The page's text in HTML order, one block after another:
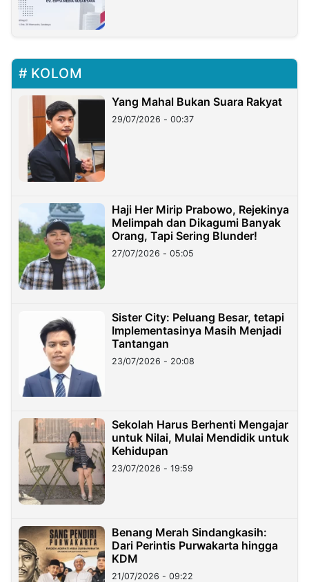
KOLOM
Yang Mahal Bukan Suara Rakyat
29/07/2026 - 00:37
Haji Her Mirip Prabowo, Rejekinya
Melimpah dan Dikagumi Banyak
Orang, Tapi Sering Blunder!
27/07/2026 - 05:05
Sister City: Peluang Besar, tetapi
Implementasinya Masih Menjadi
Tantangan
23/07/2026 - 20:08
Sekolah Harus Berhenti Mengajar
untuk Nilai, Mulai Mendidik untuk
Kehidupan
23/07/2026 - 19:59
Benang Merah Sindangkasih:
Dari Perintis Purwakarta hingga
KDM
21/07/2026 - 09:22